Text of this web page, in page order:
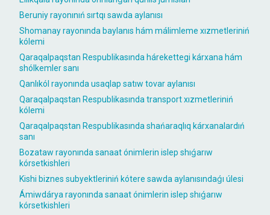
Beruniy rayonınıń sırtqı sawda aylanısı
Shomanay rayonında baylanıs hám málimleme xızmetleriniń
kólemi
Qaraqalpaqstan Respublikasında hárekettegi kárxana hám
shólkemler sanı
Qanlıkól rayonında usaqlap satıw tovar aylanısı
Qaraqalpaqstan Respublikasında transport xızmetleriniń
kólemi
Qaraqalpaqstan Respublikasında shańaraqlıq kárxanalardıń
sanı
Bozataw rayonında sanaat ónimlerin islep shıǵarıw
kórsetkishleri
Kishi biznes subyektleriniń kótere sawda aylanısındaǵı úlesi
Ámiwdárya rayonında sanaat ónimlerin islep shıǵarıw
kórsetkishleri